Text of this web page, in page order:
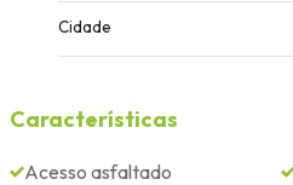
Cidade
Características
Acesso asfaltado